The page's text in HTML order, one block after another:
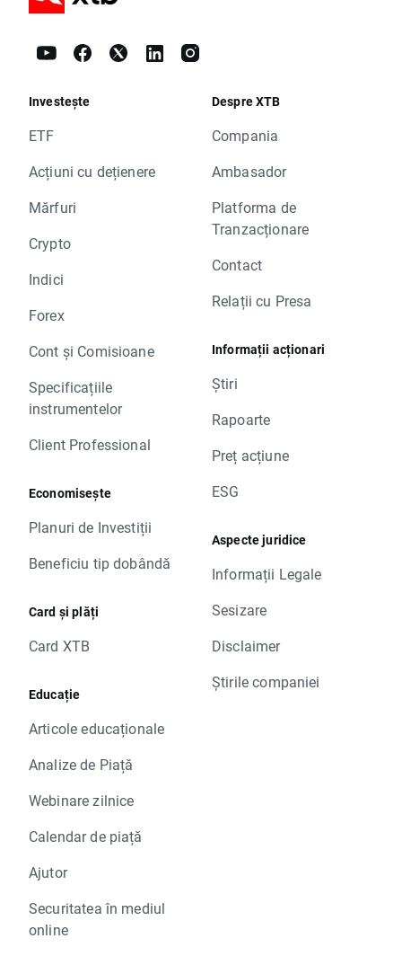
Investește
ETF
Acțiuni cu dețienere
Mărfuri
Crypto
Indici
Forex
Cont și Comisioane
Specificațiile
instrumentelor
Client Professional
Economisește
Planuri de Investiții
Beneficiu tip dobândă
Card și plăți
Card XTB
Educație
Articole educaționale
Analize de Piață
Webinare zilnice
Calendar de piață
Ajutor
Securitatea în mediul
online
Despre XTB
Compania
Ambasador
Platforma de
Tranzacționare
Contact
Relații cu Presa
Informații acționari
Știri
Rapoarte
Preț acțiune
ESG
Aspecte juridice
Informații Legale
Sesizare
Disclaimer
Știrile companiei